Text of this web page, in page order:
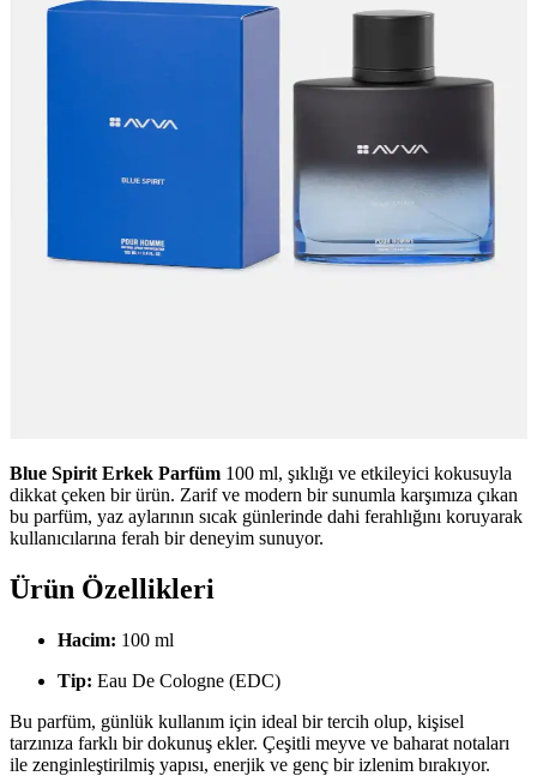
Blue Spirit Erkek Parfüm 100 ml, şıklığı ve etkileyici kokusuyla
dikkat çeken bir ürün. Zarif ve modern bir sunumla karşımıza çıkan
bu parfüm, yaz aylarının sıcak günlerinde dahi ferahlığını koruyarak
kullanıcılarına ferah bir deneyim sunuyor.
Ürün Özellikleri
Hacim: 100 ml
Tip: Eau De Cologne (EDC)
Bu parfüm, günlük kullanım için ideal bir tercih olup, kişisel
tarzınıza farklı bir dokunuş ekler. Çeşitli meyve ve baharat notaları
ile zenginleştirilmiş yapısı, enerjik ve genç bir izlenim bırakıyor.